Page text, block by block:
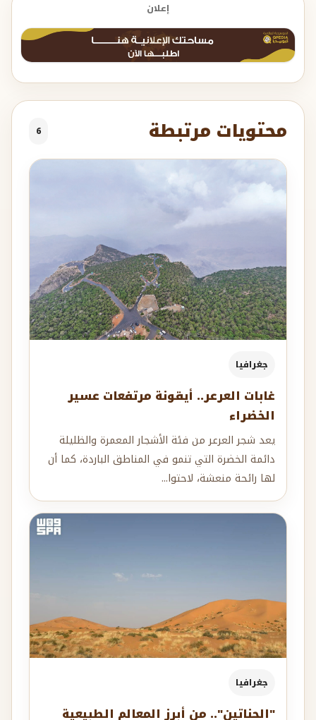
إعلان
محتويات مرتبطة 6
جغرافيا
غابات العرعر.. أيقونة مرتفعات عسير
الخضراء
يعد شجر العرعر من فئة الأشجار المعمرة والظليلة
دائمة الخضرة التي تنمو في المناطق الباردة، كما أن
لها رائحة منعشة، لاحتوا...
جغرافيا
"الحناتين".. من أبرز المعالم الطبيعية